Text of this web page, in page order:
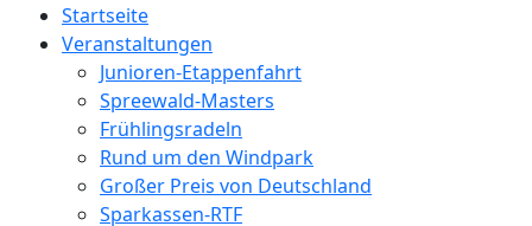
Startseite
Veranstaltungen
Junioren-Etappenfahrt
Spreewald-Masters
Frühlingsradeln
Rund um den Windpark
Großer Preis von Deutschland
Sparkassen-RTF